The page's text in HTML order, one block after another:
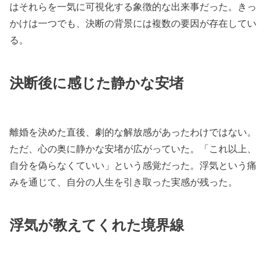
はそれらを一気に可視化する象徴的な出来事だった。きっ
かけは一つでも、決断の背景には複数の要因が存在してい
る。
決断後に感じた静かな安堵
離婚を決めた直後、劇的な解放感があったわけではない。
ただ、心の奥に静かな安堵が広がっていた。「これ以上、
自分を偽らなくていい」という感覚だった。浮気という痛
みを通じて、自分の人生を引き取った実感が残った。
浮気が教えてくれた境界線